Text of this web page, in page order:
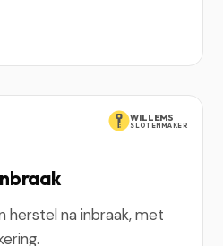
WILLEMS
SLOTENMAKER
herstel na inbraak, met